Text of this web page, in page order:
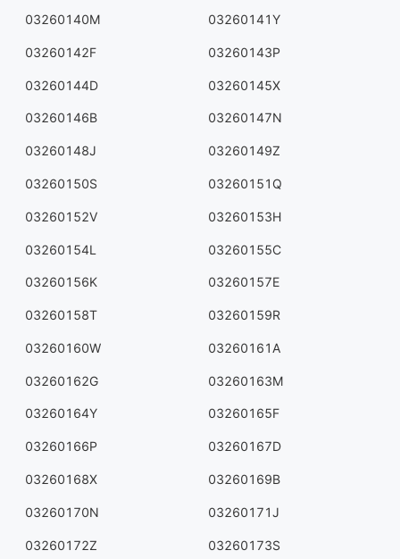
03260140M 03260141Y
03260142F 03260143P
03260144D 03260145X
03260146B 03260147N
03260148J 03260149Z
03260150S 03260151Q
03260152V 03260153H
03260154L 03260155C
03260156K 03260157E
03260158T 03260159R
03260160W 03260161A
03260162G 03260163M
03260164Y 03260165F
03260166P 03260167D
03260168X 03260169B
03260170N 03260171J
03260172Z 03260173S